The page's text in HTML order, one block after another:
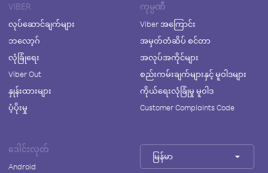
VIBER
လုပ်ဆောင်ချက်များ
ဘလော့ဂ်
လုံခြုံရေး
Viber Out
နှုန်းထားများ
ပံ့ပိုးမှု
ကုမ္ပဏီ
Viber အကြောင်း
အမှတ်တံဆိပ် စင်တာ
အလုပ်အကိုင်များ
စည်းကမ်းချက်များနှင့် မူဝါဒများ
ကိုယ်ရေးလုံခြုံမှု မူဝါဒ
Customer Complaints Code
ဒေါင်းလုတ်
Android
မြန်မာ